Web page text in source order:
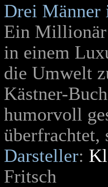
Drei Männer
Ein Millionär
in einem
die Umwelt
Kästner-
humorvoll
Darsteller:
Fritsch